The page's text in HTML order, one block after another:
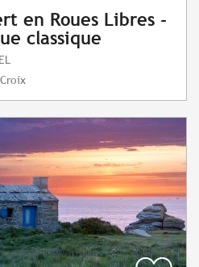
en Roues Libres -
classique